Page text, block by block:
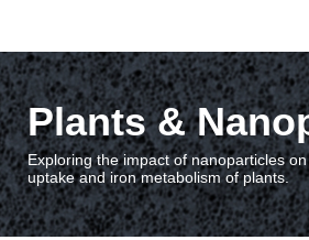
Plants &
Exploring the impact of nanoparticles
uptake and iron metabolism of plants.